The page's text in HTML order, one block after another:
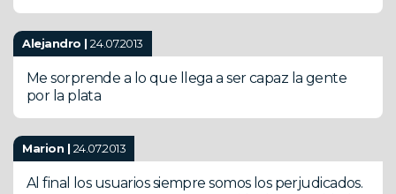
Alejandro |24.07.2013
Me sorprende a lo que llega a ser capaz la gente
por la plata
Marion | 24.07.2013
Al final los usuarios siempre somos los perjudicados.